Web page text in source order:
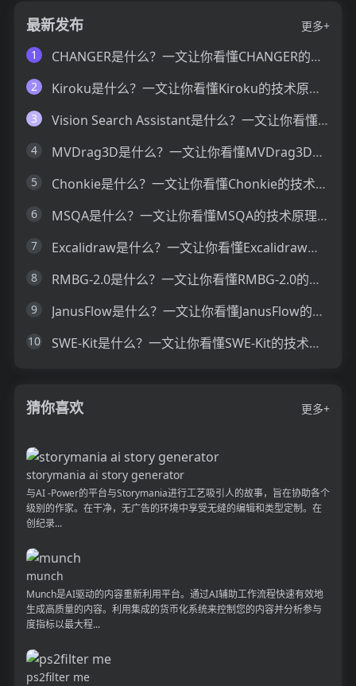
最新发布
更多+
1
CHANGER是什么？一文让你看懂CHANGER的技术原理、主要功能、应用场景
2 Kiroku是什么？一文让你看懂Kiroku的技术原理、主要功能、应用场景
3 Vision Search Assistant是什么？一文让你看懂Vision Search Assistant的技术原理、主要功能、应用场景
4 MVDrag3D是什么？一文让你看懂MVDrag3D的技术原理、主要功能、应用场景
5 Chonkie是什么？一文让你看懂Chonkie的技术原理、主要功能、应用场景
6 MSQA是什么？一文让你看懂MSQA的技术原理、主要功能、应用场景
7 Excalidraw是什么？一文让你看懂Excalidraw的技术原理、主要功能、应用场景
8 RMBG-2.0是什么？一文让你看懂RMBG-2.0的技术原理、主要功能、应用场景
9 JanusFlow是什么？一文让你看懂JanusFlow的技术原理、主要功能、应用场景
10 SWE-Kit是什么？一文让你看懂SWE-Kit的技术原理、主要功能、应用场景
猜你喜欢 更多+
storymania ai story generator
与AI -Power的平台与Storymania进行工艺吸引人的故事，旨在协助各个
级别的作家。在干净，无广告的环境中享受无缝的编辑和类型定制。在
创纪录...
munch
Munch是AI驱动的内容重新利用平台。通过AI辅助工作流程快速有效地
生成高质量的内容。利用集成的货币化系统来控制您的内容并分析参​​与
度指标以最大程...
ps2filter me